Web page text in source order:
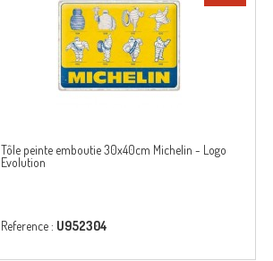
Tôle peinte emboutie 30x40cm Michelin - Logo
Evolution
Reference : U952304